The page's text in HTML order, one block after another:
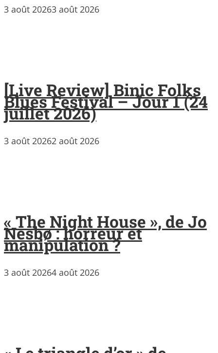
3 août 20263 août 2026
[Live Review] Binic Folks
Blues Festival – Jour 1 (24
juillet 2026)
3 août 20262 août 2026
« The Night House », de Jo
Nesbø : horreur et
manipulation ?
3 août 20264 août 2026